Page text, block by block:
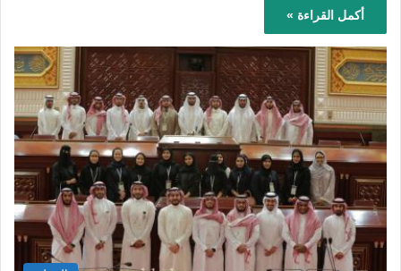
أكمل القراءة »